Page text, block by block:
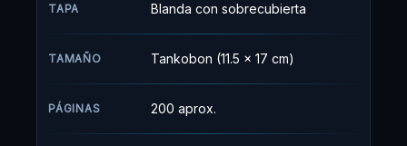
TAPA Blanda con sobrecubierta
TAMAÑO Tankobon (11.5 x 17 cm)
PÁGINAS 200 aprox.